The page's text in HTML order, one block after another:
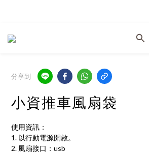
分享到
小資推車風扇袋
使用資訊：
1. 以行動電源開啟。
2. 風扇接口：usb